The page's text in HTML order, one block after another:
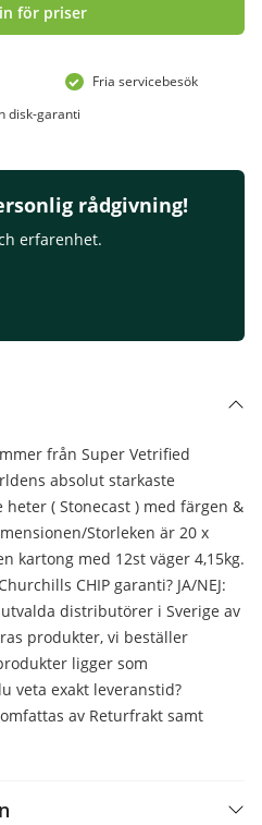
för priser
Fria servicebesök
disk-garanti
rådgivning!
erfarenhet.
från Super Vetrified
absolut starkaste
( Stonecast ) med färgen &
Storleken är 20 x
kartong med 12st väger 4,15kg.
CHIP garanti? JA/NEJ:
utvalda distributörer i Sverige av
produkter, vi beställer
ligger som
veta exakt leveranstid?
av Returfrakt samt